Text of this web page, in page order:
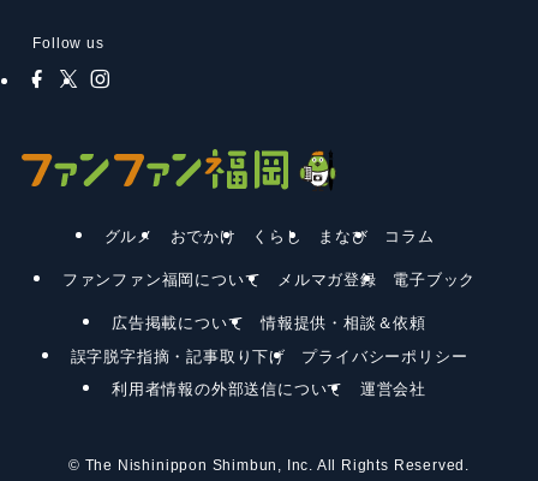
Follow us
グルメ おでかけ くらし まなび コラム
ファンファン福岡について メルマガ登録 電子ブック
広告掲載について
情報提供・相談＆依頼
誤字脱字指摘・記事取り下げ
プライバシーポリシー
利用者情報の外部送信について
運営会社
© The Nishinippon Shimbun, Inc. All Rights Reserved.